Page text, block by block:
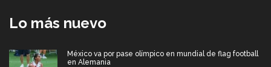
Lo más nuevo
México va por pase olímpico en mundial de flag football
en Alemania